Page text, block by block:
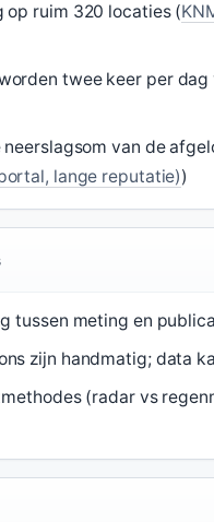
op ruim 320 locaties (
twee keer per
van de
lange reputatie))
tussen meting en
zijn handmatig; data
(radar vs